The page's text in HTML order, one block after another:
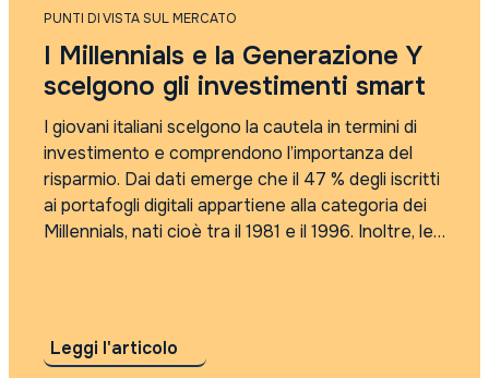
PUNTI DI VISTA SUL MERCATO
I Millennials e la Generazione Y
scelgono gli investimenti smart
I giovani italiani scelgono la cautela in termini di
investimento e comprendono l’importanza del
risparmio. Dai dati emerge che il 47 % degli iscritti
ai portafogli digitali appartiene alla categoria dei
Millennials, nati cioè tra il 1981 e il 1996. Inoltre, le
Leggi l'articolo